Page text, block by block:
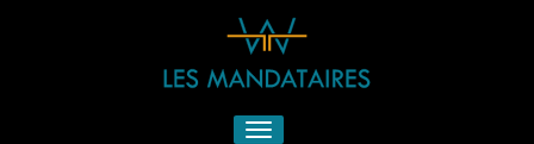
Toggle